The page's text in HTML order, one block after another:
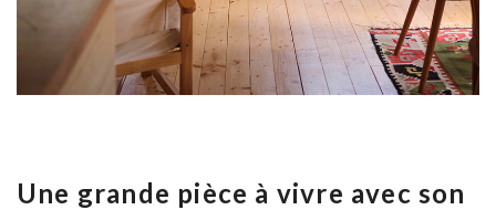
Une grande pièce à vivre avec son